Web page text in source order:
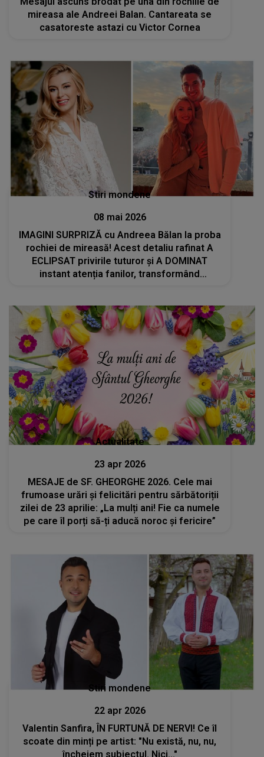
mireasa ale Andreei Balan. Cantareata se
casatoreste astazi cu Victor Cornea
Stiri mondene
08 mai 2026
IMAGINI SURPRIZĂ cu Andreea Bălan la proba
rochiei de mireasă! Acest detaliu rafinat A
ECLIPSAT privirile tuturor și A DOMINAT
instant atenția fanilor, transformând
Actualitate
23 apr 2026
MESAJE de SF. GHEORGHE 2026. Cele mai
frumoase urări și felicitări pentru sărbătoriții
zilei de 23 aprilie: „La mulți ani! Fie ca numele
pe care îl porți să-ți aducă noroc și fericire”
Stiri mondene
22 apr 2026
Valentin Sanfira, ÎN FURTUNĂ DE NERVI! Ce îl
scoate din minți pe artist: "Nu există, nu, nu,
încheiem subiectul. Nici..."